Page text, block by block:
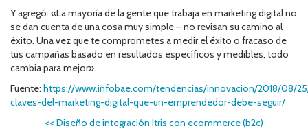
Y agregó: «La mayoría de la gente que trabaja en marketing digital no
se dan cuenta de una cosa muy simple – no revisan su camino al
éxito. Una vez que te comprometes a medir el éxito o fracaso de
tus campañas basado en resultados específicos y medibles, todo
cambia para mejor».
Fuente: https://www.infobae.com/tendencias/innovacion/2018/08/
claves-del-marketing-digital-que-un-emprendedor-debe-seguir/
<< Diseño de integración Itris con ecommerce (b2c)